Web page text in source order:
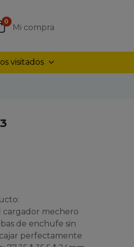
0
Mi compra
visitados
cargador mechero
de enchufe sin
perfectamente